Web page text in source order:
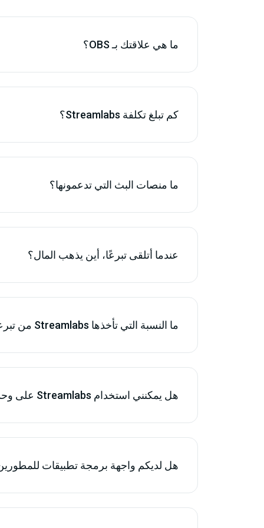
ما هي علاقتك بـ OBS؟
كم تبلغ تكلفة Streamlabs؟
ما منصات البث التي تدعمونها؟
عندما أتلقى تبرعًا، أين يذهب المال؟
ما النسبة التي تأخذها Streamlabs من تبرعاتي؟
هل يمكنني استخدام Streamlabs على وحدة التحكم أو الجهاز المحمول الخاص بي؟
هل لديكم واجهة برمجة تطبيقات